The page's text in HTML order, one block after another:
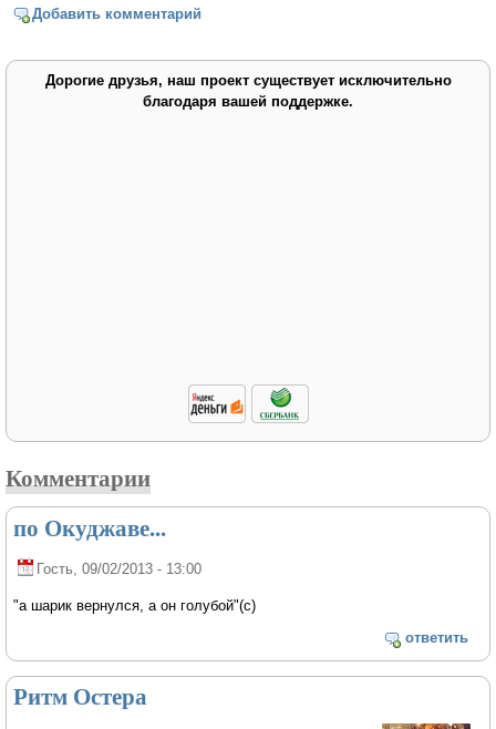
Добавить комментарий
Дорогие друзья, наш проект существует исключительно
благодаря вашей поддержке.
Комментарии
по Окуджаве...
Гость, 09/02/2013 - 13:00
"а шарик вернулся, а он голубой"(с)
ответить
Ритм Остера